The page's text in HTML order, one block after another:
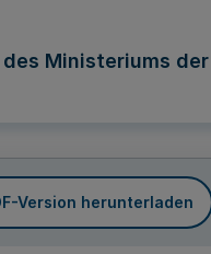
Ministeriums
Version herunterladen